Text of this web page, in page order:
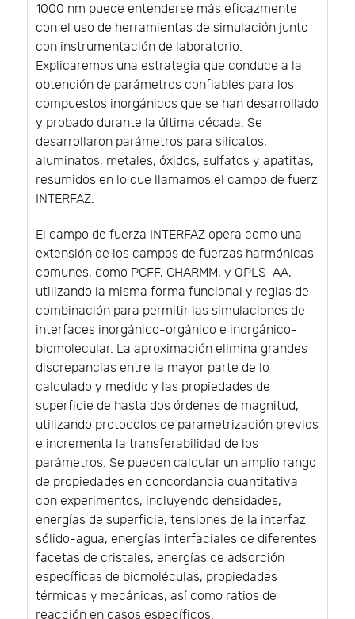
1000 nm puede entenderse más eficazmente
con el uso de herramientas de simulación junto
con instrumentación de laboratorio.
Explicaremos una estrategia que conduce a la
obtención de parámetros confiables para los
compuestos inorgánicos que se han desarrollado
y probado durante la última década. Se
desarrollaron parámetros para silicatos,
aluminatos, metales, óxidos, sulfatos y apatitas,
resumidos en lo que llamamos el campo de fuerz
INTERFAZ.
El campo de fuerza INTERFAZ opera como una
extensión de los campos de fuerzas harmónicas
comunes, como PCFF, CHARMM, y OPLS-AA,
utilizando la misma forma funcional y reglas de
combinación para permitir las simulaciones de
interfaces inorgánico-orgánico e inorgánico-
biomolecular. La aproximación elimina grandes
discrepancias entre la mayor parte de lo
calculado y medido y las propiedades de
superficie de hasta dos órdenes de magnitud,
utilizando protocolos de parametrización previos
e incrementa la transferabilidad de los
parámetros. Se pueden calcular un amplio rango
de propiedades en concordancia cuantitativa
con experimentos, incluyendo densidades,
energías de superficie, tensiones de la interfaz
sólido-agua, energías interfaciales de diferentes
facetas de cristales, energías de adsorción
específicas de biomoléculas, propiedades
térmicas y mecánicas, así como ratios de
reacción en casos específicos.